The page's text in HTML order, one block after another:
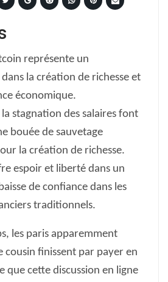
représente un
la création de richesse et
économique.
stagnation des salaires font
bouée de sauvetage
la création de richesse.
espoir et liberté dans un
de confiance dans les
traditionnels.
les paris apparemment
cousin finissent par payer en
que cette discussion en ligne